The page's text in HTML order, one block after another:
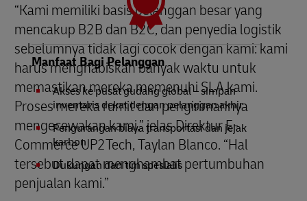
Manfaat Bagi Pelanggan
Akses ke pusat gudang global – simpan
inventaris dekat dengan pelanggan akhir
Pengurangan biaya transportasi dan jejak
karbon
Dukungan dari tim spesialis
“Kami memiliki basis pelanggan besar yang
mencakup B2B dan B2C, dan penyedia logistik
sebelumnya tidak lagi cocok dengan kami: kami
harus menghabiskan banyak waktu untuk
memastikan mereka memenuhi SLA kami.
Proses mereka rumit dan pengirimannya
mengecewakan kami,” jelas Direktur E-
Commerce UP2Tech, Taylan Blanco. “Hal
tersebut dapat menghambat pertumbuhan
penjualan kami.”